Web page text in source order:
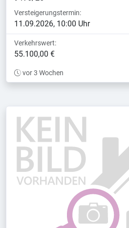
Versteigerungstermin:
11.09.2026, 10:00 Uhr
Verkehrswert:
55.100,00 €
vor 3 Wochen